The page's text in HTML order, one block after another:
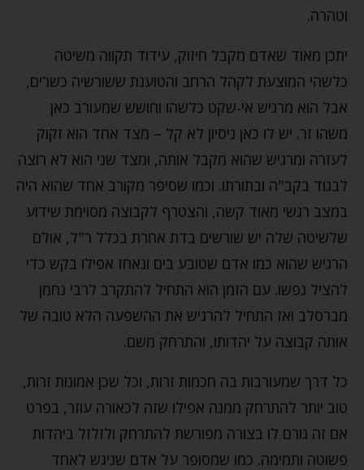
וטהרה.
יתכן מאוד שאדם מקבל חיזוק, עידוד תקווה משיטה
כלשהי המוצעת לקהל הרחב והטוענת ששורשיה כשרים,
אבל הוא מרגיש אי-שקט כלשהו וחושש שמעורב כאן
משהו זר. יש לו כאן ניסיון לא קל – מצד אחד הוא זקוק
לעזרה ומרגיש שהוא מקבל אותה, ומצד שני הוא לא רוצה
לבגוד בקב"ה ובתורתו. וכמו שסיפר מקורב אחד שהוא היה
במצב רגשי מאוד קשה, והצטרף לקבוצה מסוימת שידוע
שלשיטה שלה יש שורשים בדת אחרת בכלל ר"ל, אולם
הרגיש שהוא כמו אדם שטובע בים ונאחז אפילו בקש כדי
להציל נפשו. עם הזמן הוא התחיל להתקרב לרבי נחמן
מברסלב ואז התחיל להרגיש את ההשפעה הלא טובה של
אותה קבוצה על יהדותו, והתרחק משם.
כל דרך שמעורבות בה חכמות זרות, וכל שכן אמונות זרות,
טוב יותר להתרחק ממנה אפילו שזה לכאורה עוזר, בפרט
אם זה גורם לו בצורה מפורשת להתרחק ולזלזל ביהדות
פשוטה ותמימה. כמו שמסופר על אדם שניגש לאחד